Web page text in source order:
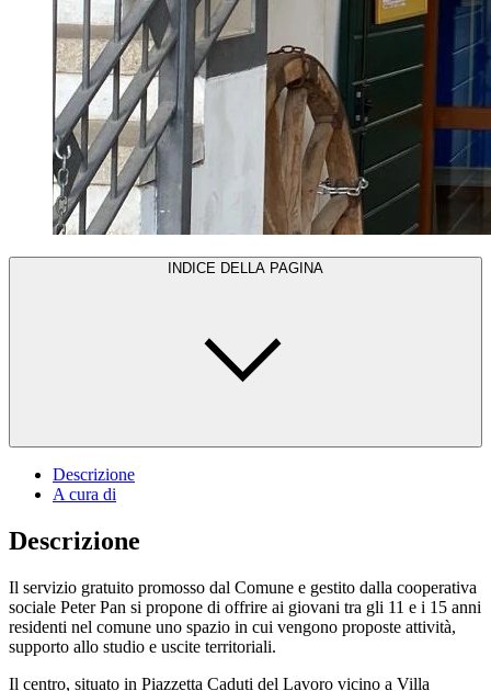
INDICE DELLA PAGINA
Descrizione
A cura di
Descrizione
Il servizio gratuito promosso dal Comune e gestito dalla cooperativa
sociale Peter Pan si propone di offrire ai giovani tra gli 11 e i 15 anni
residenti nel comune uno spazio in cui vengono proposte attività,
supporto allo studio e uscite territoriali.
Il centro, situato in Piazzetta Caduti del Lavoro vicino a Villa